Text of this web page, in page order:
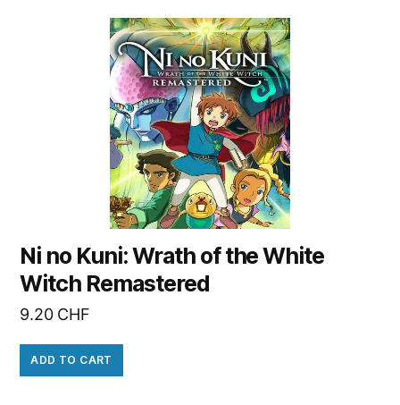
Ni no Kuni: Wrath of the White
Witch Remastered
9.20 CHF
ADD TO CART